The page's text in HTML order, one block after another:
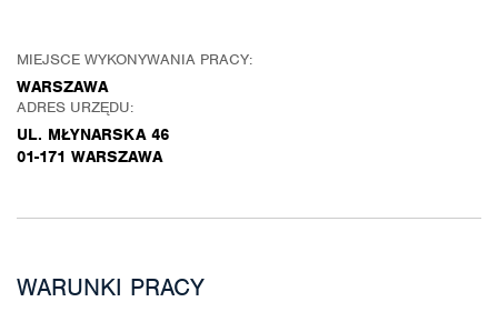
MIEJSCE WYKONYWANIA PRACY:
WARSZAWA
ADRES URZĘDU:
UL. MŁYNARSKA 46
01-171 WARSZAWA
WARUNKI PRACY